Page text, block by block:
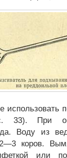
33). При
Воду из
коров.
или